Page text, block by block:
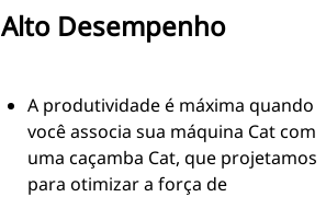
Alto Desempenho
A produtividade é máxima quando
você associa sua máquina Cat com
uma caçamba Cat, que projetamos
para otimizar a força de